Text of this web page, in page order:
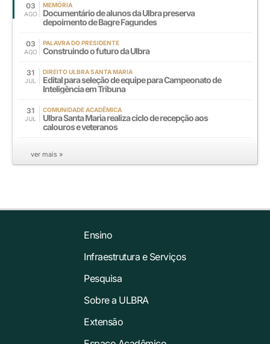
03
AGO
MEMÓRIA
Documentário de alunos da Ulbra preserva
depoimento de Bagre Fagundes
03
AGO
PALAVRA DO PRESIDENTE
Construindo o futuro da Ulbra
31
JUL
DIREITO ULBRA SANTA MARIA
Edital para seleção de equipe para Campeonato de
Inteligência em Tribuna
31
JUL
COMUNIDADE ACADÊMICA
Ulbra Santa Maria realiza ciclo de recepção aos
calouros e veteranos
ver mais »
Ensino
Infraestrutura e Serviços
Pesquisa
Sobre a ULBRA
Extensão